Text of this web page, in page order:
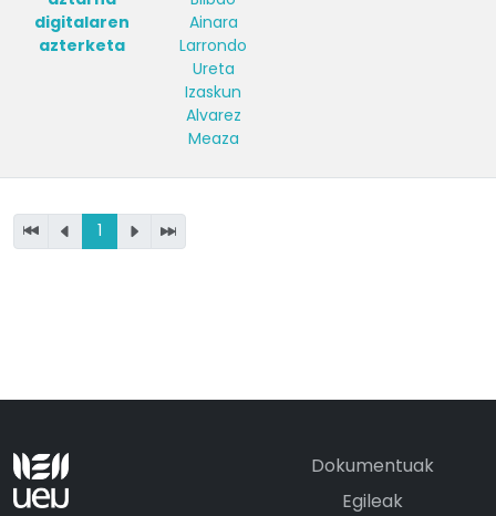
digitalaren
azterketa
Ainara
Larrondo
Ureta
Izaskun
Alvarez
Meaza
1
Dokumentuak
Egileak